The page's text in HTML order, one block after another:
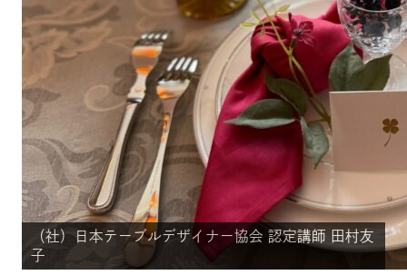
（社）日本テーブルデザイナー協会 認定講師 田村友
子
（社）日本テーブルデザイナー協会 認定講師 田村友
子
（社）日本テーブルデザイナー協会 認定講師 田村友
子
（社）日本テーブルデザイナー協会 認定講師 田村友
子
（社）日本テーブルデザイナー協会 認定講師 田村友
子
（社）日本テーブルデザイナー協会 認定講師 田村友
子
（社）日本テーブルデザイナー協会 認定講師 田村友
子